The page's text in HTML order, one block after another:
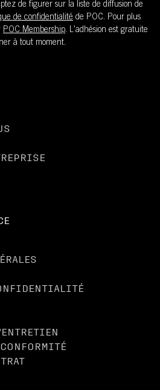
de figurer sur la liste de diffusion de
de confidentialité de POC. Pour plus
POC Membership. L'adhésion est gratuite
à tout moment.